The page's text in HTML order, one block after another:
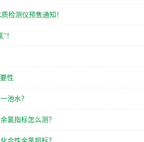
检测仪预售通知！
！
性
池水？
氯指标怎么测？